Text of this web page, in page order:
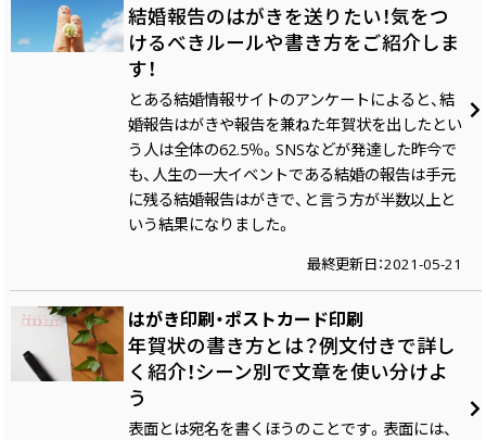
結婚報告のはがきを送りたい！気をつ
けるべきルールや書き方をご紹介しま
す！
とある結婚情報サイトのアンケートによると、結
婚報告はがきや報告を兼ねた年賀状を出したとい
う人は全体の62.5％。SNSなどが発達した昨今で
も、人生の一大イベントである結婚の報告は手元
に残る結婚報告はがきで、と言う方が半数以上と
いう結果になりました。
最終更新日：2021-05-21
はがき印刷・ポストカード印刷
年賀状の書き方とは？例文付きで詳し
く紹介！シーン別で文章を使い分けよ
う
表面とは宛名を書くほうのことです。表面には、